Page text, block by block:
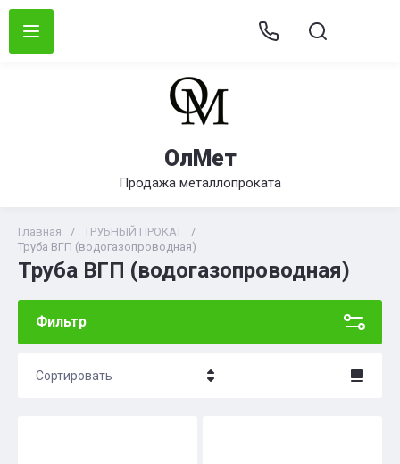
ОлМет
Продажа металлопроката
Главная / ТРУБНЫЙ ПРОКАТ
/
Труба ВГП (водогазопроводная)
Труба ВГП (водогазопроводная)
Фильтр
Сортировать